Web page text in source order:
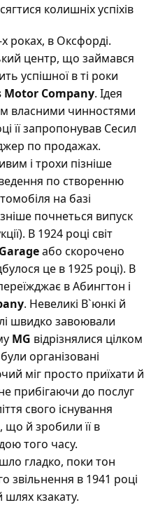
колишніх успіхів
роках, в Оксфорді.
центр, що займався
успішної в ті роки
Motor Company. Ідея
власними чинностями
її запропонував Сесил
по продажах.
і трохи пізніше
по створенню
на базі
почнеться випуск
В 1924 році світ
або скорочено
це в 1925 році). В
в Абингтон і
. Невеликі В`юнкі й
швидко завоювали
MG відрізнялися цілком
організовані
міг просто приїхати й
прибігаючи до послуг
свого існування
що й зробили її в
того часу.
гладко, поки тон
звільнення в 1941 році
шлях кзакату.